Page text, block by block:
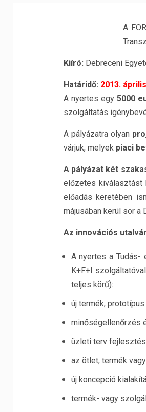
A
Kiíró: Debreceni
Határidő: 2013.
A nyertes egy 5000
szolgáltatás
A pályázatra olyan
várjuk, melyek piaci
A pályázat két
előzetes kiválasztást
előadás keretében
májusában kerül sor a
Az innovációs
A nyertes a Tudás-
K+F+I
teljes körű):
új termék,
minőségellenőrzés
üzleti terv fejlesztés
az ötlet, termék
új koncepció
termék- vagy